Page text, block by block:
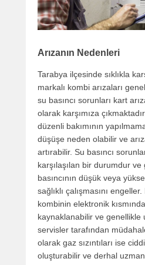
Arızanın Nedenleri
Tarabya ilçesinde sıklıkla
markalı kombi arızaları
su basıncı sorunları kart
olarak karşımıza
düzenli bakımının
düşüşe neden olabilir ve
artırabilir. Su basıncı
karşılaşılan bir durumdur ve
basıncının düşük veya
sağlıklı çalışmasını
kombinin elektronik
kaynaklanabilir ve genellikle
servisler tarafından
olarak gaz sızıntıları ise
oluşturabilir ve derhal